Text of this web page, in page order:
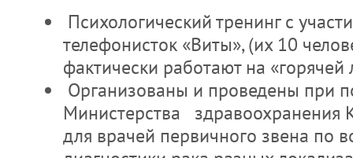
Психологический тренинг с
телефонисток «Виты», (их 10
фактически работают на «горячей
Организованы и проведены при
Министерства здравоохранения
для врачей первичного звена по